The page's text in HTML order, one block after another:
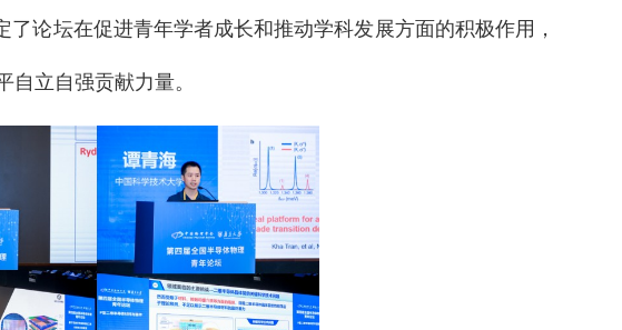
论坛在促进青年学者成长和推动学科发展方面的积极作用，
立自强贡献力量。